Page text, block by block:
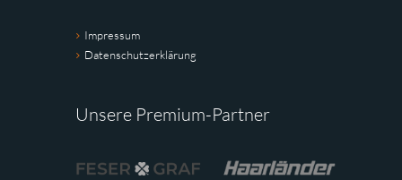
Impressum
Datenschutzerklärung
Unsere Premium-Partner